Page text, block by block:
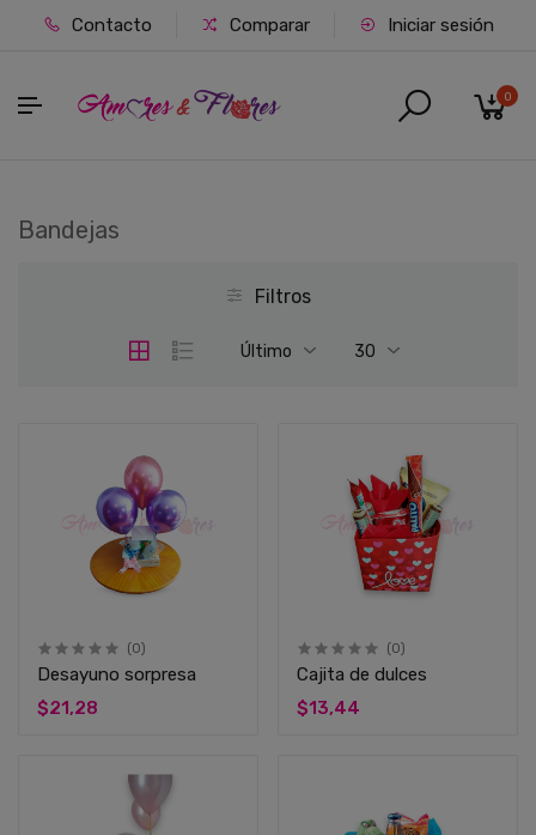
Contacto Comparar Iniciar sesión
0
Bandejas
Filtros
Último 30
(0)
Desayuno sorpresa
$21,28
(0)
Cajita de dulces
$13,44